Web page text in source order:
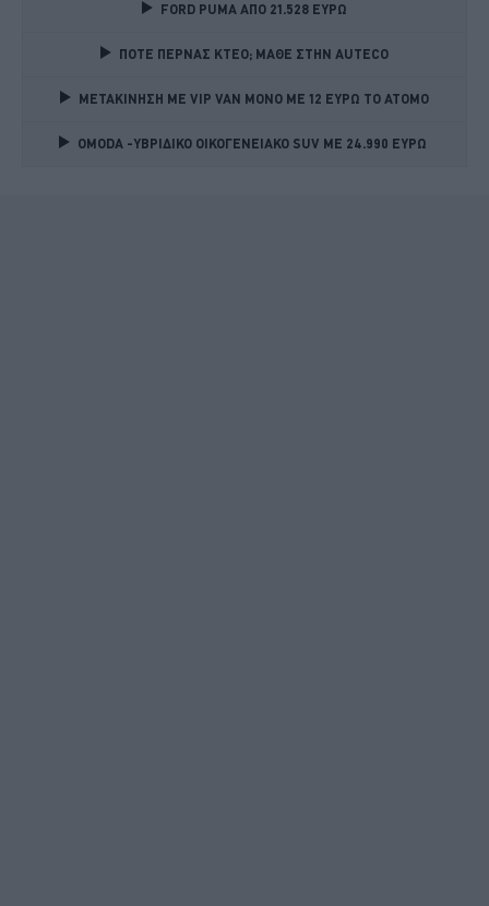
FORD PUMA ΑΠΟ 21.528 ΕΥΡΩ
ΠΟΤΕ ΠΕΡΝΑΣ ΚΤΕΟ; ΜΑΘΕ ΣΤΗΝ ΑUTECO
ΜΕΤΑΚΙΝΗΣΗ ΜΕ VIP VAN ΜΟΝΟ ΜΕ 12 ΕΥΡΩ ΤΟ ΑΤΟΜΟ
OMODA -ΥΒΡΙΔΙΚΟ ΟΙΚΟΓΕΝΕΙΑΚΟ SUV ME 24.990 ΕΥΡΩ